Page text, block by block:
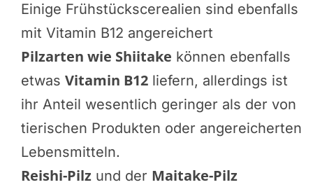
Einige Frühstückscerealien sind ebenfalls
mit Vitamin B12 angereichert
Pilzarten wie Shiitake können ebenfalls
etwas Vitamin B12 liefern, allerdings ist
ihr Anteil wesentlich geringer als der von
tierischen Produkten oder angereicherten
Lebensmitteln.
Reishi-Pilz und der Maitake-Pilz